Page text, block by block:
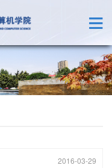
2016-03-29